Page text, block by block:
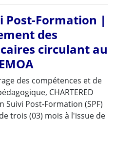
Post-Formation |
des
circulant au
des compétences et de
CHARTERED
Suivi Post-Formation (SPF)
trois (03) mois à l'issue de